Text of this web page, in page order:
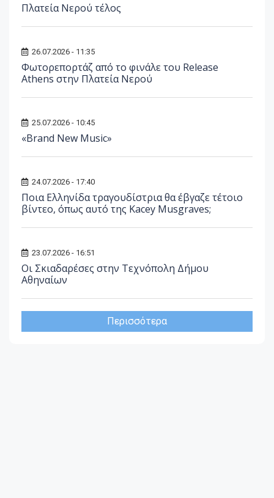
Πλατεία Νερού τέλος
26.07.2026 - 11:35
Φωτορεπορτάζ από το φινάλε του Release
Athens στην Πλατεία Νερού
25.07.2026 - 10:45
«Brand New Music»
24.07.2026 - 17:40
Ποια Ελληνίδα τραγουδίστρια θα έβγαζε τέτοιο
βίντεο, όπως αυτό της Kacey Musgraves;
23.07.2026 - 16:51
Οι Σκιαδαρέσες στην Τεχνόπολη Δήμου
Αθηναίων
Περισσότερα